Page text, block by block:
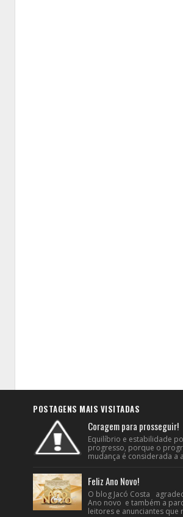
POSTAGENS MAIS VISITADAS
Coragem para prosseguir!
Equilíbrio e estabilidade
progresso, porque o
mudança é considerada a
Feliz Ano Novo!
O blog Jacó Costa
Ano novo e também a
leitores e anunciantes que